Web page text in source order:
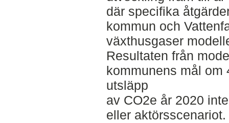
där specifika
kommun och
växthusgaser
Resultaten från
kommunens mål om
utsläpp
av CO2e år 2020
eller aktörsscenariot.